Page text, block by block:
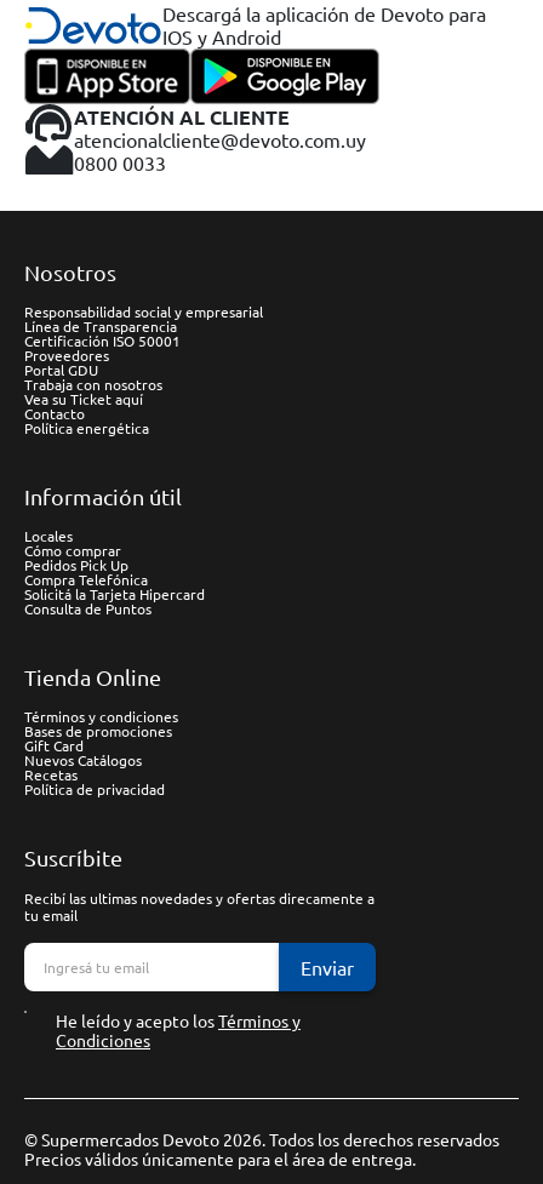
Descargá la aplicación de Devoto para
IOS y Android
ATENCIÓN AL CLIENTE
atencionalcliente@devoto.com.uy
0800 0033
Nosotros
Responsabilidad social y empresarial
Línea de Transparencia
Certificación ISO 50001
Proveedores
Portal GDU
Trabaja con nosotros
Vea su Ticket aquí
Contacto
Política energética
Información útil
Locales
Cómo comprar
Pedidos Pick Up
Compra Telefónica
Solicitá la Tarjeta Hipercard
Consulta de Puntos
Tienda Online
Términos y condiciones
Bases de promociones
Gift Card
Nuevos Catálogos
Recetas
Política de privacidad
Suscríbite
Recibí las ultimas novedades y ofertas direcamente a
tu email
Enviar
He leído y acepto losTérminos y
Condiciones
© Supermercados Devoto 2026. Todos los derechos reservados
Precios válidos únicamente para el área de entrega.